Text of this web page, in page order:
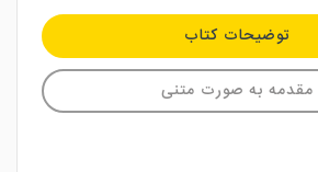
توضیحات کتاب
مقدمه به صورت متنی